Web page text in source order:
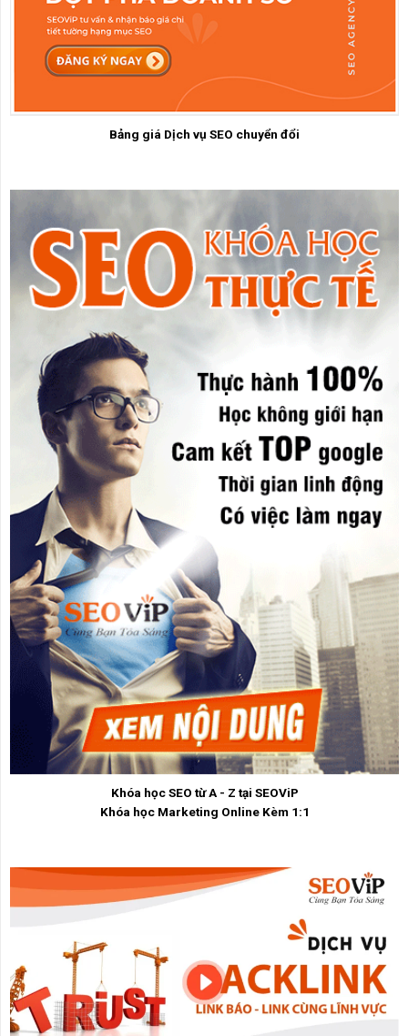
Bảng giá Dịch vụ SEO chuyển đổi
Khóa học SEO từ A - Z tại SEOViP
Khóa học Marketing Online Kèm 1:1